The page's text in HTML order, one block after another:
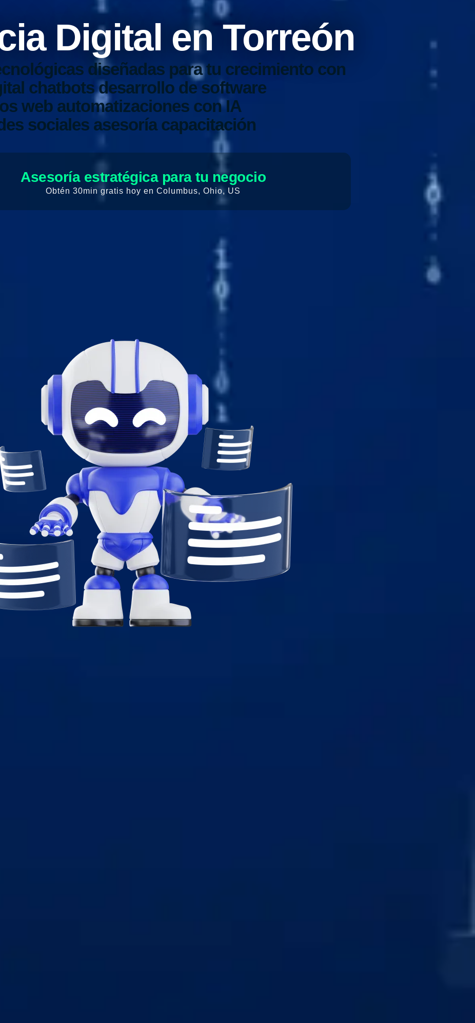
Digital en Torreón
diseñadas para tu crecimiento con
chatbotsdesarrollo de software
web automatizaciones con IA
sociales asesoríacapacitación
Asesoría estratégica para tu negocio
Obtén 30min gratis hoy en Columbus, Ohio, US